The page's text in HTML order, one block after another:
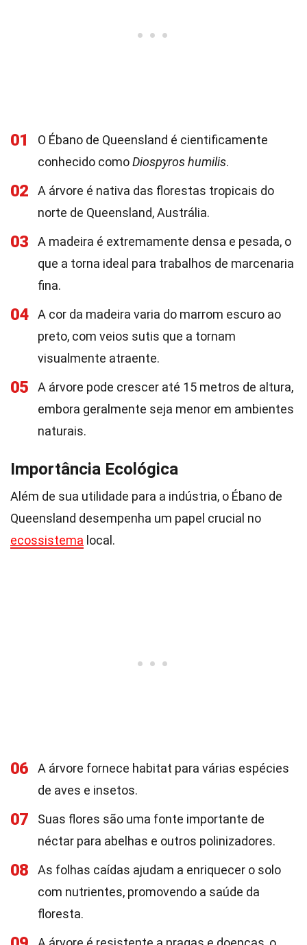
01
O Ébano de Queensland é cientificamente
conhecido comoDiospyros humilis.
02
A árvore é nativa das florestas tropicais do
norte de Queensland, Austrália.
03
A madeira é extremamente densa e pesada, o
que a torna ideal para trabalhos de marcenaria
fina.
04
A cor da madeira varia do marrom escuro ao
preto, com veios sutis que a tornam
visualmente atraente.
05
A árvore pode crescer até 15 metros de altura,
embora geralmente seja menor em ambientes
naturais.
Importância Ecológica
Além de sua utilidade para a indústria, o Ébano de
Queensland desempenha um papel crucial no
ecossistema local.
06
A árvore fornece habitat para várias espécies
de aves e insetos.
07
Suas flores são uma fonte importante de
néctar para abelhas e outros polinizadores.
08
As folhas caídas ajudam a enriquecer o solo
com nutrientes, promovendo a saúde da
floresta.